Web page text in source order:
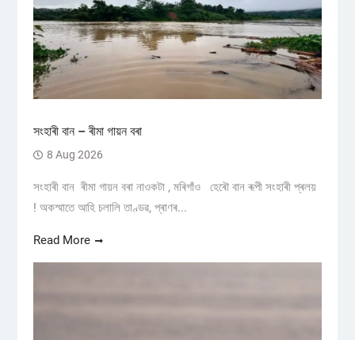
সংহাৰী বান – ৰীমা গায়ন বৰা
8 Aug 2026
সংহাৰী বান ৰীমা গায়ন বৰা নাওকটা , মৰিগাঁও হেৰৌ বান ৰূপী সংহাৰী প্ৰলয়
! অকস্মাতে আহি চলালি তাণ্ডৱ, প্ৰাণৰ...
Read More